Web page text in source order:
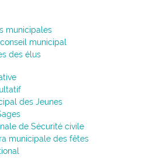
municipales
conseil municipal
des élus
des Jeunes
de Sécurité civile
municipale des fêtes